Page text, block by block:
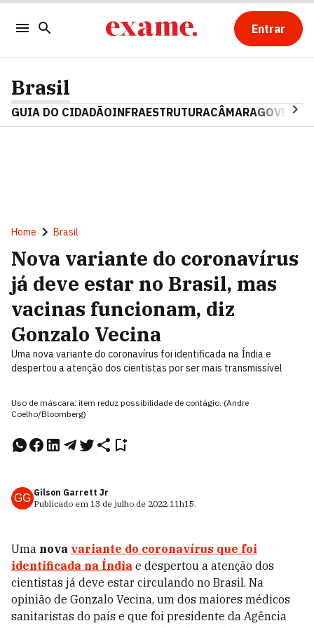
Entrar
Brasil
GUIA DO CIDADÃOINFRAESTRUTURACÂMARAGOVERNO
Home Brasil
Nova variante do coronavírus
já deve estar no Brasil, mas
vacinas funcionam, diz
Gonzalo Vecina
Uma nova variante do coronavírus foi identificada na Índia e
despertou a atenção dos cientistas por ser mais transmissível
Uso de máscara: item reduz possibilidade de contágio. (Andre
Coelho/Bloomberg)
GG Gilson Garrett Jr
Publicado em 13 de julho de 2022 11h15.
Uma nova variante do coronavírus que foi
identificada na Índia e despertou a atenção dos
cientistas já deve estar circulando no Brasil. Na
opinião de Gonzalo Vecina, um dos maiores médicos
sanitaristas do país e que foi presidente da Agência